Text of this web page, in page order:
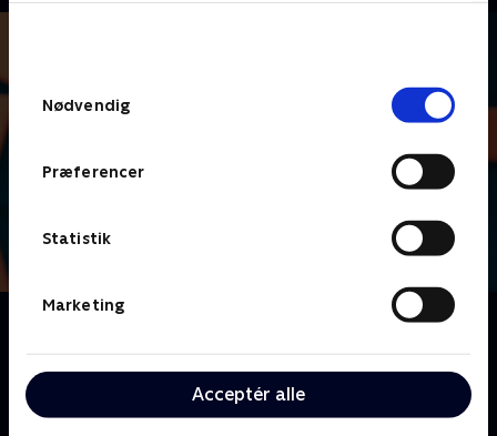
Nødvendig
Præferencer
Statistik
Marketing
Acceptér alle
uvaner, når vi byder velkommen til livsstilsquizzen
'Lige i skabet'.